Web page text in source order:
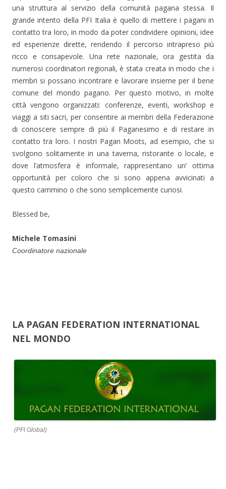
una struttura al servizio della comunità pagana stessa. Il
grande intento della PFI Italia è quello di mettere i pagani in
contatto tra loro, in modo da poter condividere opinioni, idee
ed esperienze dirette, rendendo il percorso intrapreso più
ricco e consapevole. Una rete nazionale, ora gestita da
numerosi coordinatori regionali, è stata creata in modo che i
membri si possano incontrare e lavorare insieme per il bene
comune del mondo pagano. Per questo motivo, in molte
città vengono organizzati: conferenze, eventi, workshop e
viaggi a siti sacri, per consentire ai membri della Federazione
di conoscere sempre di più il Paganesimo e di restare in
contatto tra loro. I nostri Pagan Moots, ad esempio, che si
svolgono solitamente in una taverna, ristorante o locale, e
dove l’atmosfera è informale, rappresentano un’ ottima
opportunità per coloro che si sono appena avvicinati a
questo cammino o che sono semplicemente curiosi.
Blessed be,
Michele Tomasini
Coordinatore nazionale
LA PAGAN FEDERATION INTERNATIONAL
NEL MONDO
(PFI Global)